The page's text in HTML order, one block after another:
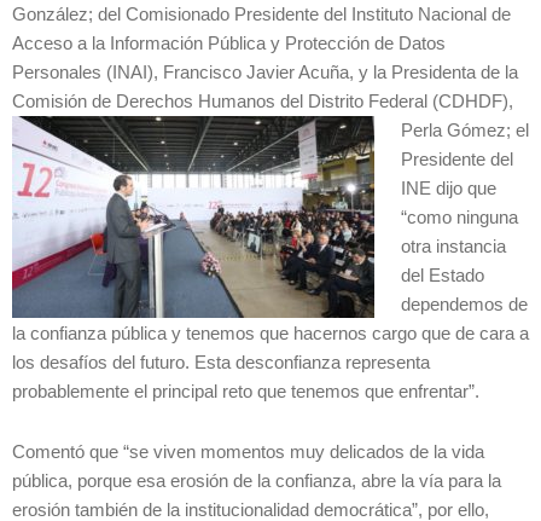
González; del Comisionado Presidente del Instituto Nacional de
Acceso a la Información Pública y Protección de Datos
Personales (INAI), Francisco Javier Acuña, y la Presidenta de la
Comisión de Derechos Humanos del Distrito Federal (CDHDF),
Perla Gómez; el
Presidente del
INE dijo que
“como ninguna
otra instancia
del Estado
dependemos de
la confianza pública y tenemos que hacernos cargo que de cara a
los desafíos del futuro. Esta desconfianza representa
probablemente el principal reto que tenemos que enfrentar”.
Comentó que “se viven momentos muy delicados de la vida
pública, porque esa erosión de la confianza, abre la vía para la
erosión también de la institucionalidad democrática”, por ello,